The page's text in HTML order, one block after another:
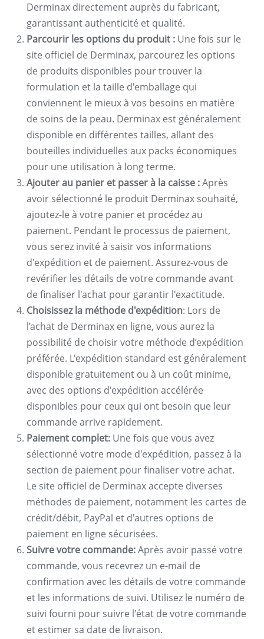
Derminax directement auprès du fabricant,
garantissant authenticité et qualité.
Parcourir les options du produit : Une fois sur le
site officiel de Derminax, parcourez les options
de produits disponibles pour trouver la
formulation et la taille d'emballage qui
conviennent le mieux à vos besoins en matière
de soins de la peau. Derminax est généralement
disponible en différentes tailles, allant des
bouteilles individuelles aux packs économiques
pour une utilisation à long terme.
Ajouter au panier et passer à la caisse :Après
avoir sélectionné le produit Derminax souhaité,
ajoutez-le à votre panier et procédez au
paiement. Pendant le processus de paiement,
vous serez invité à saisir vos informations
d'expédition et de paiement. Assurez-vous de
revérifier les détails de votre commande avant
de finaliser l'achat pour garantir l'exactitude.
Choisissez la méthode d'expédition: Lors de
l’achat de Derminax en ligne, vous aurez la
possibilité de choisir votre méthode d’expédition
préférée. L'expédition standard est généralement
disponible gratuitement ou à un coût minime,
avec des options d'expédition accélérée
disponibles pour ceux qui ont besoin que leur
commande arrive rapidement.
Paiement complet: Une fois que vous avez
sélectionné votre mode d'expédition, passez à la
section de paiement pour finaliser votre achat.
Le site officiel de Derminax accepte diverses
méthodes de paiement, notamment les cartes de
crédit/débit, PayPal et d'autres options de
paiement en ligne sécurisées.
Suivre votre commande:Après avoir passé votre
commande, vous recevrez un e-mail de
confirmation avec les détails de votre commande
et les informations de suivi. Utilisez le numéro de
suivi fourni pour suivre l'état de votre commande
et estimer sa date de livraison.